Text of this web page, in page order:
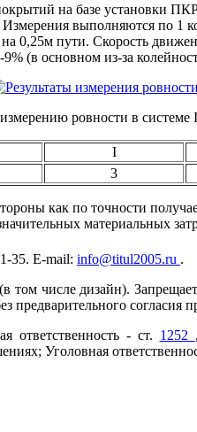
на базе установки
выполняются по
0,25м пути. Скорость
(в основном из-за
ровности в
I
3
как по точности
материальных
35. E-mail: info@titul2005.ru .
том числе дизайн).
согласия
ответственность - ст. 1252 ,
Уголовная